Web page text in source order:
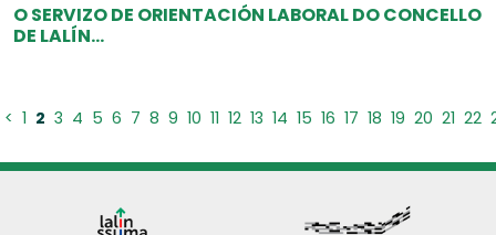
O SERVIZO DE ORIENTACIÓN LABORAL DO CONCELLO
DE LALÍN...
< 1 2 3 4 5 6 7 8 9 10 11 12 13 14 15 16 17 18 19 20 21 22